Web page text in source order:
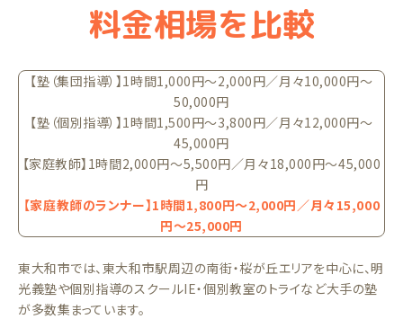
料金相場を比較
【塾（集団指導）】1時間1,000円〜2,000円／月々10,000円〜
50,000円
【塾（個別指導）】1時間1,500円〜3,800円／月々12,000円〜
45,000円
【家庭教師】1時間2,000円〜5,500円／月々18,000円〜45,000
円
【家庭教師のランナー】1時間1,800円〜2,000円／月々15,000
円〜25,000円
東大和市では、東大和市駅周辺の南街・桜が丘エリアを中心に、明
光義塾や個別指導のスクールIE・個別教室のトライなど大手の塾
が多数集まっています。